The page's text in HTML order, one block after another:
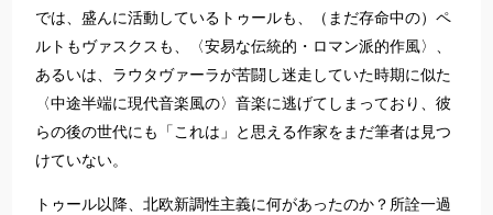
では、盛んに活動しているトゥールも、（まだ存命中の）ペ
ルトもヴァスクスも、〈安易な伝統的・ロマン派的作風〉、
あるいは、ラウタヴァーラが苦闘し迷走していた時期に似た
〈中途半端に現代音楽風の〉音楽に逃げてしまっており、彼
らの後の世代にも「これは」と思える作家をまだ筆者は見つ
けていない。
トゥール以降、北欧新調性主義に何があったのか？所詮一過